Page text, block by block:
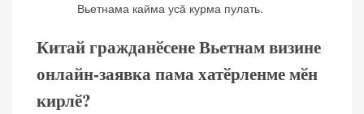
Вьетнама кайма усӑ курма пулать.
Китай гражданӗсене Вьетнам визине
онлайн-заявка пама хатӗрленме мӗн
кирлӗ?